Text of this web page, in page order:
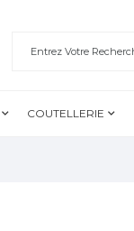
COUTELLERIE